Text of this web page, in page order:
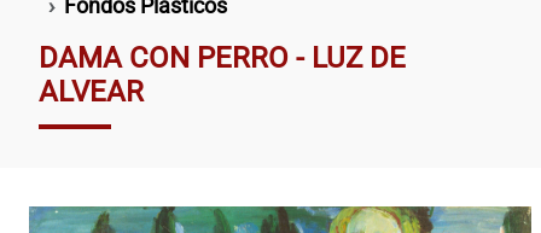
Fondos Plásticos
DAMA CON PERRO - LUZ DE
ALVEAR